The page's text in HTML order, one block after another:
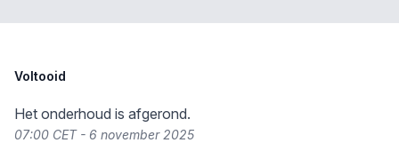
Voltooid
Het onderhoud is afgerond.
07:00 CET - 6 november 2025